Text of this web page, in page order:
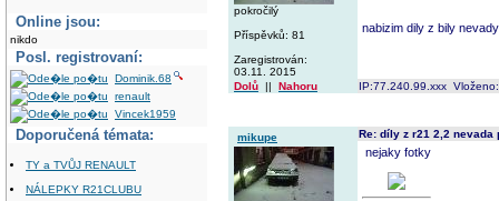
Online jsou:
nikdo
Posl. registrovaní:
Dominik.68
renault
Vincek1959
Doporučená témata:
TY a TVŮJ RENAULT
NÁLEPKY R21CLUBU
pokročilý
Příspěvků: 81
Zaregistrován:
03.11. 2015
nabizim dily z bily
Dolů || Nahoru IP:77.240.99.xxx
mikupe Re: díly z r21 2,2 nevada
nejaky fotky